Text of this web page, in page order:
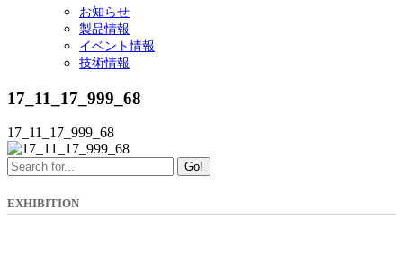
お知らせ
製品情報
イベント情報
技術情報
17_11_17_999_68
17_11_17_999_68
Go!
EXHIBITION